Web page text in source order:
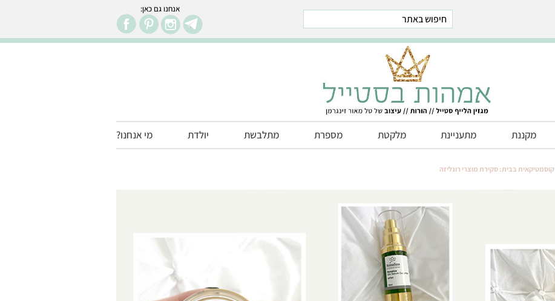
אנחנו גם כאן:
מקננת
חדרי משחקים
חדרים מעוצבים לפי נושא
מתעניינת מלקטת מספרת מתלבשת יולדת מי אנחנו?
קוסמטיקאית בבית: סקירת מוצרי רונליזה